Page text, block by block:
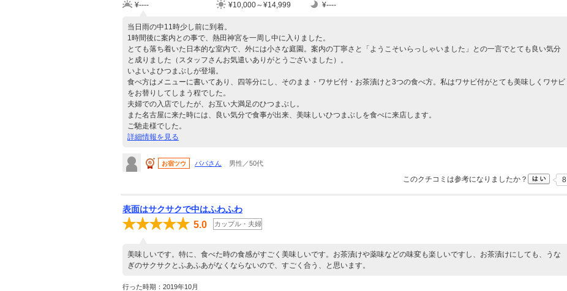
¥---- ¥10,000～¥14,999 ¥----
当日雨の中11時少し前に到着。
1時間後に案内との事で、熱田神宮を一周し中に入りました。
とても落ち着いた日本的な室内で、外には小さな庭園。案内の丁寧さと「ようこそいらっしゃいました」との一言でとても良い気分
と成りました（スタッフさんお気遣いありがとうございました）。
いよいよひつまぶしが登場。
食べ方はメニューに書いてあり、四等分にし、そのまま・ワサビ付・お茶漬けと3つの食べ方。私はワサビ付がとても美味しくワサビ
をお替りしてしまう程でした。
夫婦での入店でしたが、お互い大満足のひつまぶし。
また名古屋に来た時には、良い気分で食事が出来、美味しいひつまぶしを食べに来店します。
ご馳走様でした。
詳細情報を見る
お宿ツウ パパさん 男性／50代
このクチコミは参考になりましたか？ 8
表面はサクサクで中はふわふわ
5.0 カップル・夫婦
美味しいです。特に、食べた時の食感がすごく美味しいです。お茶漬けや薬味などの味変も楽しいですし、お茶漬けにしても、うな
ぎのサクサクとふあふあがなくならないので、すごく合う、と思います。
行った時期：2019年10月